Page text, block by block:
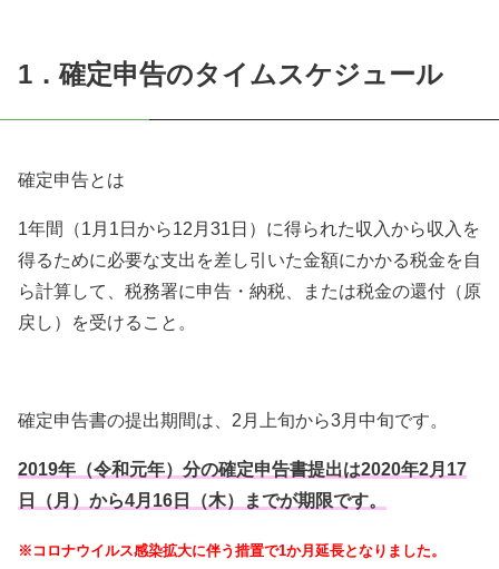
1．確定申告のタイムスケジュール
確定申告とは
1年間（1月1日から12月31日）に得られた収入から収入を
得るために必要な支出を差し引いた金額にかかる税金を自
ら計算して、税務署に申告・納税、または税金の還付（原
戻し）を受けること。
確定申告書の提出期間は、2月上旬から3月中旬です。
2019年（令和元年）分の確定申告書提出は2020年2月17
日（月）から4月16日（木）までが期限です。
※コロナウイルス感染拡大に伴う措置で1か月延長となりました。